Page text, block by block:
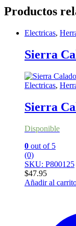
Productos
Electricas,
Sierra
Electricas,
Sierra
Disponible
0 out of 5
(0)
SKU: P800125
$47.95
Añadir al